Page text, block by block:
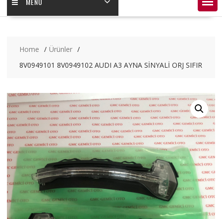
Home
Ürünler
8V0949101 8V0949102 AUDI A3 AYNA SİNYALİ ORJ SIFIR